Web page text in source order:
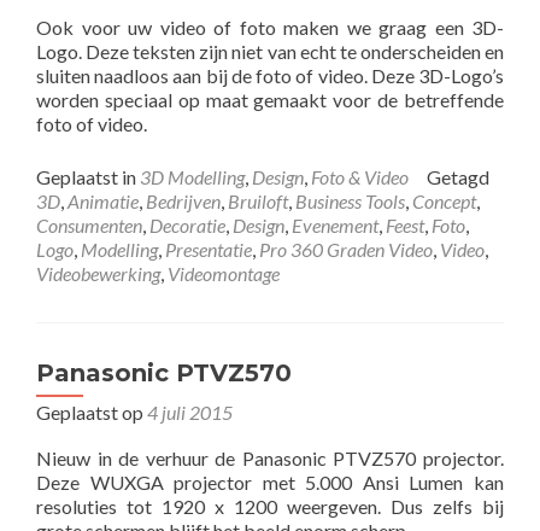
Ook voor uw video of foto maken we graag een 3D-
Logo. Deze teksten zijn niet van echt te onderscheiden en
sluiten naadloos aan bij de foto of video. Deze 3D-Logo’s
worden speciaal op maat gemaakt voor de betreffende
foto of video.
Geplaatst in 3D Modelling, Design, Foto & Video
Getagd
3D,Animatie, Bedrijven, Bruiloft, Business Tools, Concept,
Consumenten, Decoratie, Design, Evenement, Feest, Foto,
Logo, Modelling, Presentatie, Pro 360 Graden Video, Video,
Videobewerking, Videomontage
Panasonic PTVZ570
Geplaatst op 4 juli 2015
Nieuw in de verhuur de Panasonic PTVZ570 projector.
Deze WUXGA projector met 5.000 Ansi Lumen kan
resoluties tot 1920 x 1200 weergeven. Dus zelfs bij